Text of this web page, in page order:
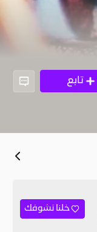
تابع
خلنا نشوفك